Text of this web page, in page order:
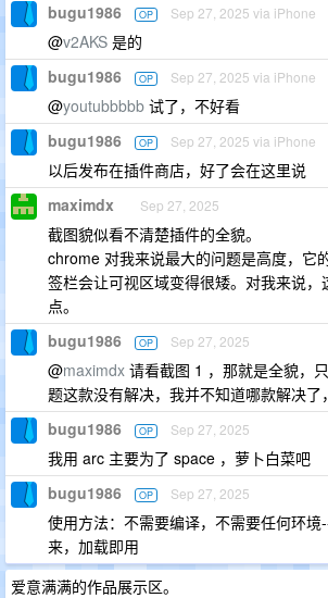
bugu1986 OP Sep 27, 2025 via iPhone
@v2AKS 是的
bugu1986 OP Sep 27, 2025 via iPhone
@youtubbbbb 试了，不好看
bugu1986 OP Sep 27, 2025 via iPhone
以后发布在插件商店，好了会在这里说
maximdx Sep 27, 2025
截图貌似看不清楚插件的全貌。
chrome 对我来说最大的问题是高度，它
签栏会让可视区域变得很矮。对我来说
点。
bugu1986 OP Sep 27, 2025
@maximdx 请看截图 1 ，那就是全貌，
题这款没有解决，我并不知道哪款解决了
bugu1986 OP Sep 27, 2025
我用 arc 主要为了 space ，萝卜白菜吧
bugu1986 OP Sep 27, 2025
使用方法：不需要编译，不需要任何环
来，加载即用
爱意满满的作品展示区。